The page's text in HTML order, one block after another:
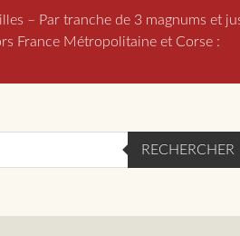
– Par tranche de 3 magnums et
France Métropolitaine et Corse :
RECHERCHER